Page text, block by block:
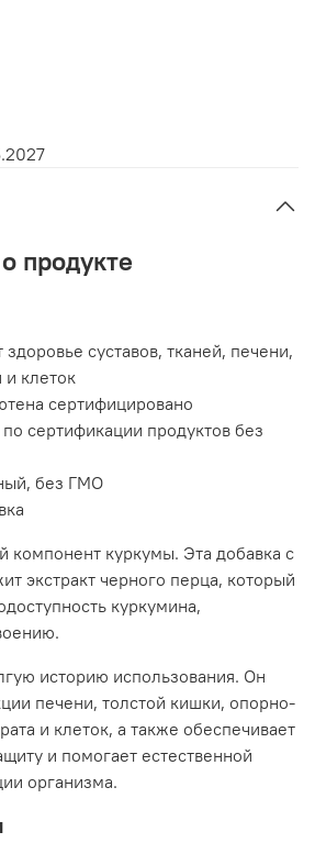
продукте
суставов, тканей, печени,
и клеток
сертифицировано
сертификации продуктов без
без ГМО
компонент куркумы. Эта добавка с
экстракт черного перца, который
куркумина,
историю использования. Он
печени, толстой кишки, опорно-
и клеток, а также обеспечивает
и помогает естественной
организма.